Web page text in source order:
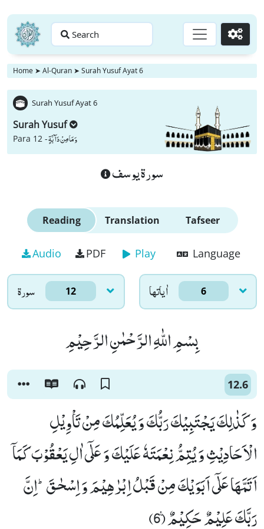
Search Go
Home ➤ Al-Quran ➤ Surah Yusuf Ayat 6
Surah Yusuf Ayat 6
Surah Yusuf
Para 12 -وَ مَا مِنْ دَآبَّةٍ
سورة يوسف
Reading Translation Tafseer
Audio PDF Play Language
سورۃ 12 اٰياتها 6
بِسْمِ اللّٰهِ الرَّحْمٰنِ الرَّحِیْمِ
12.6
وَ كَذٰلِكَ یَجْتَبِیْكَ رَبُّكَ وَ یُعَلِّمُكَ مِنْ تَاْوِیْلِ
الْاَحَادِیْثِ وَ یُتِمُّ نِعْمَتَهٗ عَلَیْكَ وَ عَلٰۤى اٰلِ یَعْقُوْبَ كَمَاۤ
اَتَمَّهَا عَلٰۤى اَبَوَیْكَ مِنْ قَبْلُ اِبْرٰهِیْمَ وَ اِسْحٰقَؕ-اِنَّ
رَبَّكَ عَلِیْمٌ حَكِیْمٌ۠ (6)